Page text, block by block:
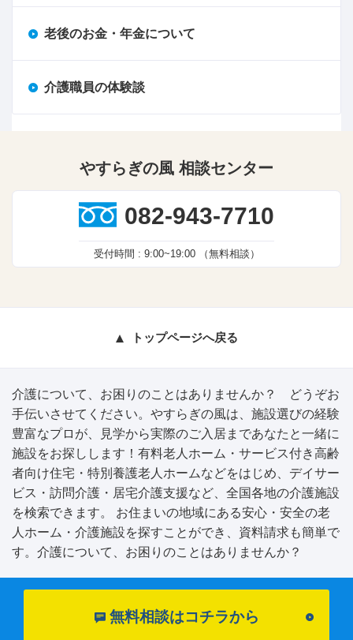
老後のお金・年金について
介護職員の体験談
やすらぎの風 相談センター
082-943-7710
受付時間 : 9:00~19:00（無料相談）
トップページへ戻る
介護について、お困りのことはありませんか？ どうぞお
手伝いさせてください。やすらぎの風は、施設選びの経験
豊富なプロが、見学から実際のご入居まであなたと一緒に
施設をお探しします！有料老人ホーム・サービス付き高齢
者向け住宅・特別養護老人ホームなどをはじめ、デイサー
ビス・訪問介護・居宅介護支援など、全国各地の介護施設
を検索できます。 お住まいの地域にある安心・安全の老
人ホーム・介護施設を探すことができ、資料請求も簡単で
す。介護について、お困りのことはありませんか？
無料相談はコチラから